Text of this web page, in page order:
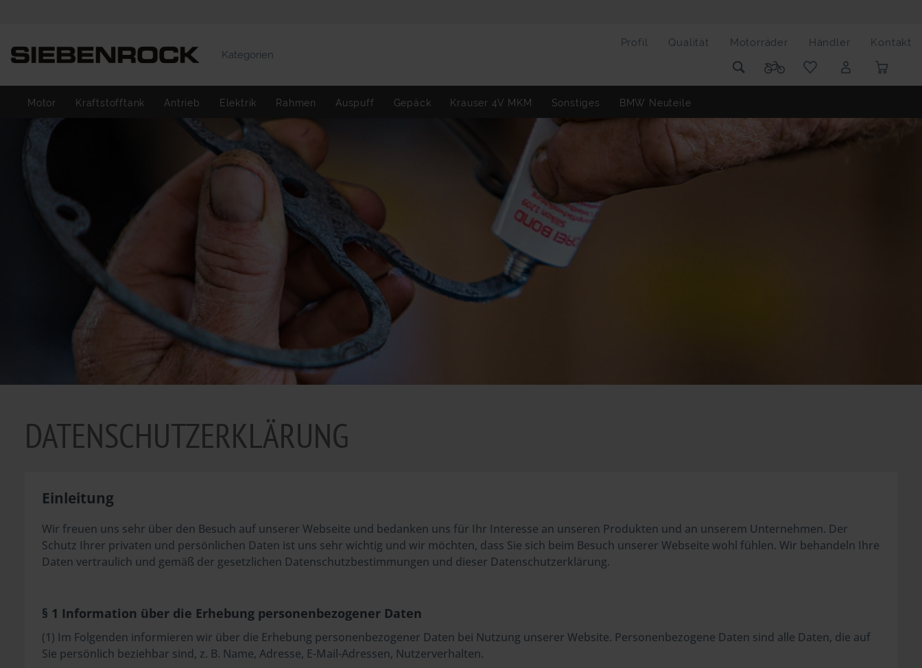
Kategorien
Profil Qualität Motorräder Händler Kontakt
Motor Kraftstofftank Antrieb Elektrik Rahmen Auspuff Gepäck Krauser 4V MKM Sonstiges BMW Neuteile
DATENSCHUTZERKLÄRUNG
Einleitung
Wir freuen uns sehr über den Besuch auf unserer Webseite und bedanken uns für Ihr Interesse an unseren Produkten und an unserem Unternehmen. Der
Schutz Ihrer privaten und persönlichen Daten ist uns sehr wichtig und wir möchten, dass Sie sich beim Besuch unserer Webseite wohl fühlen. Wir behandeln Ihre
Daten vertraulich und gemäß der gesetzlichen Datenschutzbestimmungen und dieser Datenschutzerklärung.
§ 1 Information über die Erhebung personenbezogener Daten
(1) Im Folgenden informieren wir über die Erhebung personenbezogener Daten bei Nutzung unserer Website. Personenbezogene Daten sind alle Daten, die auf
Sie persönlich beziehbar sind, z. B. Name, Adresse, E-Mail-Adressen, Nutzerverhalten.